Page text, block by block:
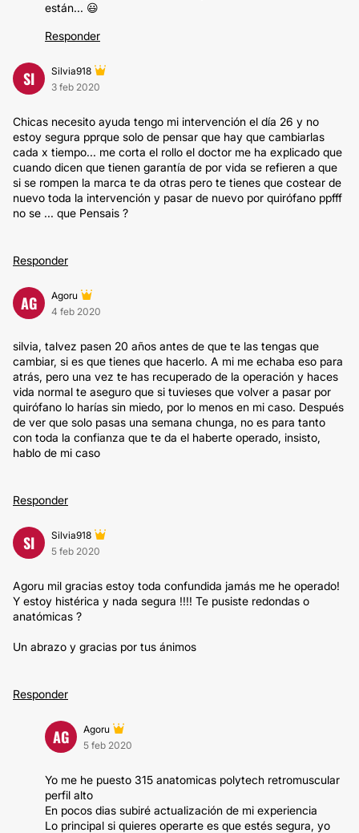
están... 😃
Responder
SI
Silvia918
3 feb 2020
Chicas necesito ayuda tengo mi intervención el día 26 y no
estoy segura pprque solo de pensar que hay que cambiarlas
cada x tiempo... me corta el rollo el doctor me ha explicado que
cuando dicen que tienen garantía de por vida se refieren a que
si se rompen la marca te da otras pero te tienes que costear de
nuevo toda la intervención y pasar de nuevo por quirófano ppfff
no se ... que Pensais ?
Responder
AG
Agoru
4 feb 2020
silvia, talvez pasen 20 años antes de que te las tengas que
cambiar, si es que tienes que hacerlo. A mi me echaba eso para
atrás, pero una vez te has recuperado de la operación y haces
vida normal te aseguro que si tuvieses que volver a pasar por
quirófano lo harías sin miedo, por lo menos en mi caso. Después
de ver que solo pasas una semana chunga, no es para tanto
con toda la confianza que te da el haberte operado, insisto,
hablo de mi caso
Responder
SI
Silvia918
5 feb 2020
Agoru mil gracias estoy toda confundida jamás me he operado!
Y estoy histérica y nada segura !!!! Te pusiste redondas o
anatómicas ?
Un abrazo y gracias por tus ánimos
Responder
AG
Agoru
5 feb 2020
Yo me he puesto 315 anatomicas polytech retromuscular
perfil alto
En pocos dias subiré actualización de mi experiencia
Lo principal si quieres operarte es que estés segura, yo